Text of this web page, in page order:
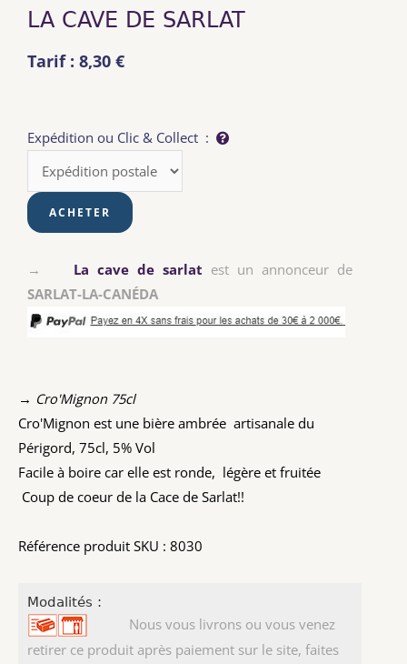
LA CAVE DE SARLAT
Tarif : 8,30 €
Expédition ou Clic & Collect :
→ La cave de sarlat est un annonceur de
SARLAT-LA-CANÉDA
→ Cro'Mignon 75cl
Cro'Mignon est une bière ambrée artisanale du
Périgord, 75cl, 5% Vol
Facile à boire car elle est ronde, légère et fruitée
Coup de coeur de la Cace de Sarlat!!
Référence produit SKU : 8030
Modalités :
Nous vous livrons ou vous venez
retirer ce produit après paiement sur le site, faites